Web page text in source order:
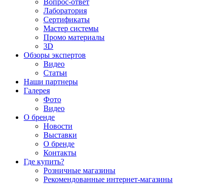
Вопрос-ответ
Лаборатория
Сертификаты
Мастер системы
Промо материалы
3D
Обзоры экспертов
Видео
Статьи
Наши партнеры
Галерея
Фото
Видео
О бренде
Новости
Выставки
О бренде
Контакты
Где купить?
Розничные магазины
Рекомендованные интернет-магазины